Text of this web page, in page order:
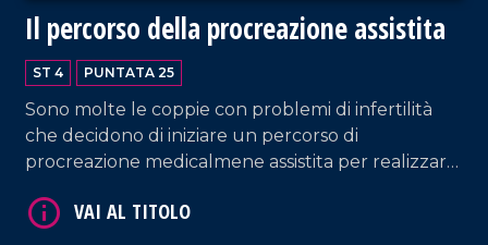
persone affette da malattie neuromuscolari.
Il percorso della procreazione assistita
ST 4 PUNTATA 25
Sono molte le coppie con problemi di infertilità
che decidono di iniziare un percorso di
procreazione medicalmene assistita per realizzare
LaC Salute, curata da Rossella Galati, vi spieghiamo